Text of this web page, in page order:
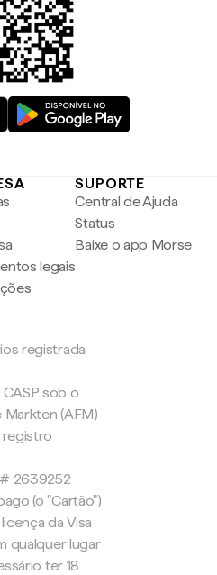
legais
SUPORTE
Central de Ajuda
Status
Baixe o app Morse
registrada
sob o
Markten (AFM)
registro
# 2639252
(o "Cartão")
da Visa
qualquer lugar
ter 18